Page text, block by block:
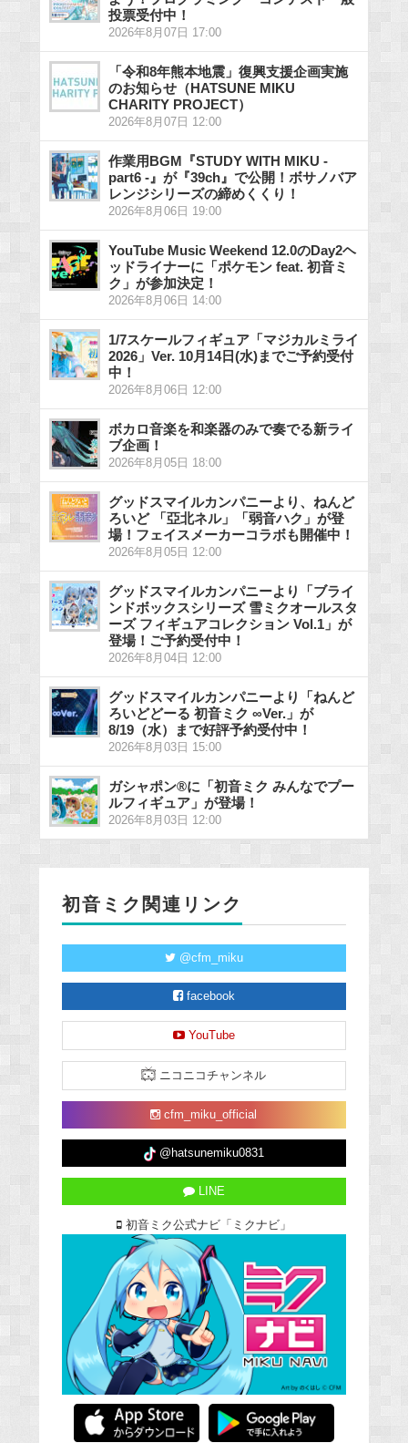
投票受付中！
2026年8月07日 17:00
「令和8年熊本地震」復興支援企画実施
のお知らせ（HATSUNE MIKU
CHARITY PROJECT）
2026年8月07日 12:00
作業用BGM『STUDY WITH MIKU -
part6 -』が『39ch』で公開！ボサノバア
レンジシリーズの締めくくり！
2026年8月06日 19:00
YouTube Music Weekend 12.0のDay2ヘ
ッドライナーに「ポケモン feat. 初音ミ
ク」が参加決定！
2026年8月06日 14:00
1/7スケールフィギュア「マジカルミライ
2026」Ver. 10月14日(水)までご予約受付
中！
2026年8月06日 12:00
ボカロ音楽を和楽器のみで奏でる新ライ
ブ企画！
2026年8月05日 18:00
グッドスマイルカンパニーより、ねんど
ろいど 「亞北ネル」「弱音ハク」が登
場！フェイスメーカーコラボも開催中！
2026年8月05日 12:00
グッドスマイルカンパニーより「ブライ
ンドボックスシリーズ 雪ミクオールスタ
ーズ フィギュアコレクション Vol.1」が
登場！ご予約受付中！
2026年8月04日 12:00
グッドスマイルカンパニーより「ねんど
ろいどどーる 初音ミク ∞Ver.」が
8/19（水）まで好評予約受付中！
2026年8月03日 15:00
ガシャポン®に「初音ミク みんなでプー
ルフィギュア」が登場！
2026年8月03日 12:00
初音ミク関連リンク
@cfm_miku
facebook
YouTube
ニコニコチャンネル
cfm_miku_official
@hatsunemiku0831
LINE
初音ミク公式ナビ「ミクナビ」